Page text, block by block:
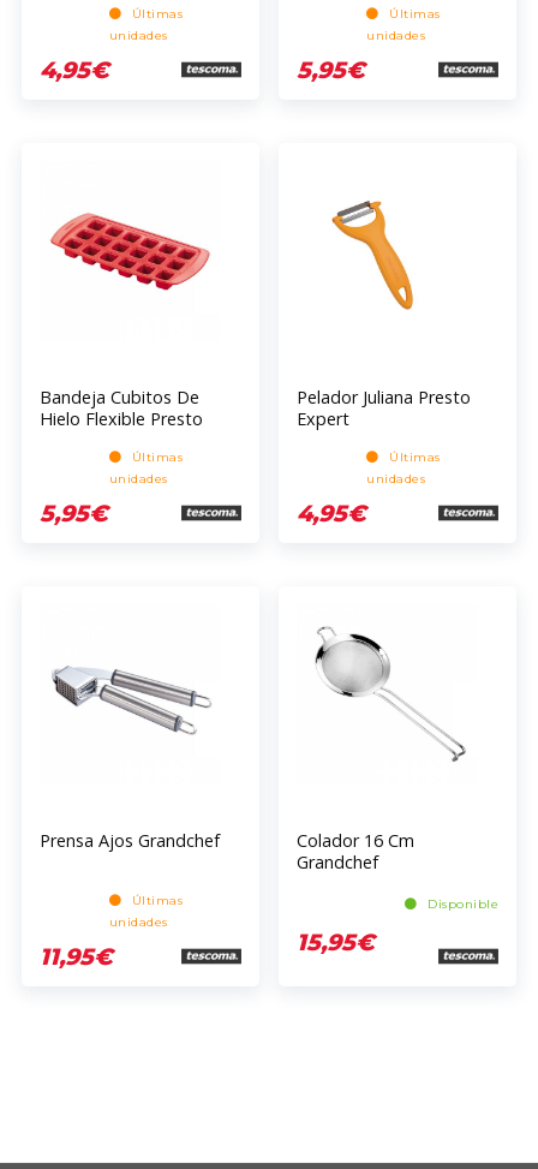
Últimas
unidades
4,95€
Últimas
unidades
5,95€
Bandeja Cubitos De
Hielo Flexible Presto
Últimas
unidades
5,95€
Pelador Juliana Presto
Expert
Últimas
unidades
4,95€
Prensa Ajos Grandchef
Últimas
unidades
11,95€
Colador 16 Cm
Grandchef
Disponible
15,95€